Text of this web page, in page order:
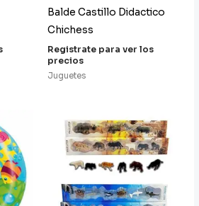
Balde Castillo Didactico
Chichess
Registrate para ver los
precios
Juguetes